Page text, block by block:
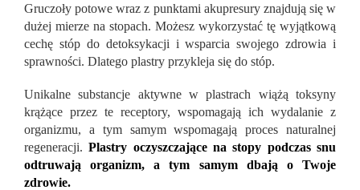
Gruczoły potowe wraz z punktami akupresury znajdują się w
dużej mierze na stopach. Możesz wykorzystać tę wyjątkową
cechę stóp do detoksykacji i wsparcia swojego zdrowia i
sprawności. Dlatego plastry przykleja się do stóp.
Unikalne substancje aktywne w plastrach wiążą toksyny
krążące przez te receptory, wspomagają ich wydalanie z
organizmu, a tym samym wspomagają proces naturalnej
regeneracji.Plastry oczyszczające na stopy podczas snu
odtruwają organizm, a tym samym dbają o Twoje
zdrowie.